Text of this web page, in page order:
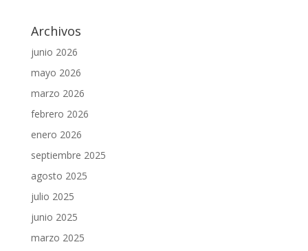
Archivos
junio 2026
mayo 2026
marzo 2026
febrero 2026
enero 2026
septiembre 2025
agosto 2025
julio 2025
junio 2025
marzo 2025